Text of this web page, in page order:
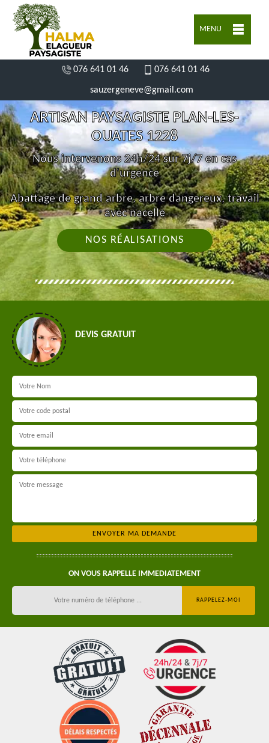
MENU
076 641 01 46 076 641 01 46
sauzergeneve@gmail.com
ARTISAN PAYSAGISTE PLAN-LES-
OUATES 1228
Nous intervenons 24h/24 sur 7j/7 en cas
d'urgence
Abattage de grand arbre, arbre dangereux, travail
avec nacelle
NOS RÉALISATIONS
DEVIS GRATUIT
ON VOUS RAPPELLE IMMEDIATEMENT